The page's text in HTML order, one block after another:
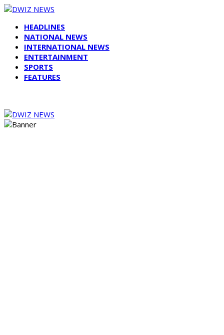
HEADLINES
NATIONAL NEWS
INTERNATIONAL NEWS
ENTERTAINMENT
SPORTS
FEATURES